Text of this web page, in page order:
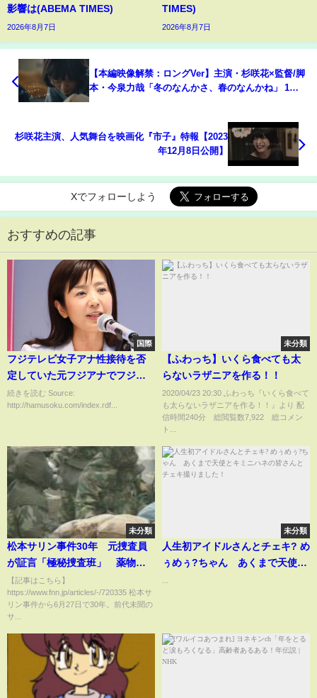
影響は(ABEMA TIMES)
2026年8月7日
TIMES)
2026年8月7日
【本編映像解禁：ロングVer】主演・杉咲花×監督/脚
本・今泉力哉「冬のなんかさ、春のなんかね」 1月
杉咲花主演、人気舞台を映画化『市子』特報【2023
年12月8日公開】
Xでフォローしよう
おすすめの記事
国際
フジテレビ女子アナ性接待を否
定していた元フジアナでフジテ
レビ顧問弁護士の菊間千乃さ
ん 逃亡
続きを読む Source:
http://hamusoku.com/index.rdf...
未分類
【ふわっち】いくら食べても太
らないラザニアを作る！！
2020/04/23 20:30 ふわっち『いくら食べて
も太らないラザニアを作る！！』より 配
信時間240分 総閲覧数7,922 総コメン
ト...
未分類
松本サリン事件30年 元捜査員
が証言「極秘捜査班」 薬物ル
ート調べ…事件から3週間でオウ
ム真理教に辿り着く 大量の薬
品購入に恐怖と使命感 サリン
滅させたかったのか」
【記事はこちら】
https://www.fnn.jp/articles/-/720335 松本サ
リン事件から6月27日で30年。前代未聞の
サ...
未分類
人生初アイドルさんとチェキ? め
ぅめぅ?ちゃん あくまで天使と